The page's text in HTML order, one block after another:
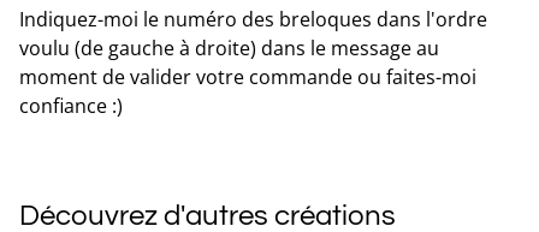
Indiquez-moi le numéro des breloques dans l'ordre
voulu (de gauche à droite) dans le message au
moment de valider votre commande ou faites-moi
confiance :)
Découvrez d'autres créations